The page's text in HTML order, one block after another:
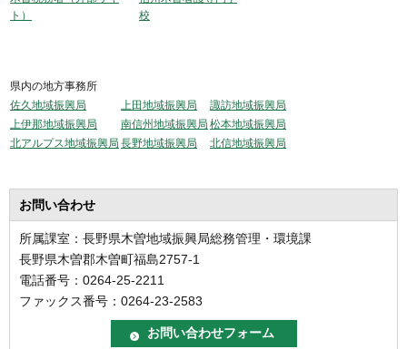
ト）
校
県内の地方事務所
佐久地域振興局
上田地域振興局
諏訪地域振興局
上伊那地域振興局
南信州地域振興局 松本地域振興局
北アルプス地域振興局 長野地域振興局 北信地域振興局
お問い合わせ
所属課室：長野県木曽地域振興局総務管理・環境課
長野県木曽郡木曽町福島2757-1
電話番号：0264-25-2211
ファックス番号：0264-23-2583